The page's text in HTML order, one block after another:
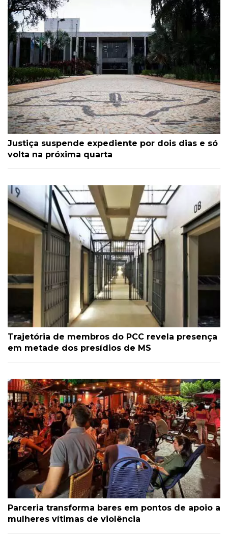
Justiça suspende expediente por dois dias e só
volta na próxima quarta
Trajetória de membros do PCC revela presença
em metade dos presídios de MS
Parceria transforma bares em pontos de apoio a
mulheres vítimas de violência